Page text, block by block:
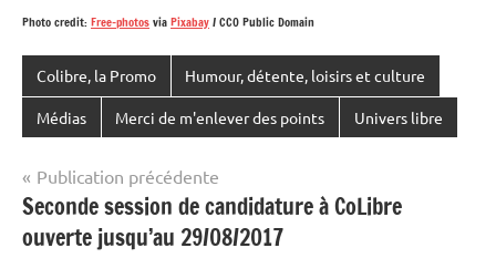
Photo credit: Free-photosviaPixabay/ CC0 Public Domain
Colibre, la Promo Humour, détente, loisirs et culture
Médias Merci de m'enlever des points Univers libre
Navigation
de
l’article
Publication précédente
Seconde session de candidature à CoLibre
ouverte jusqu’au 29/08/2017